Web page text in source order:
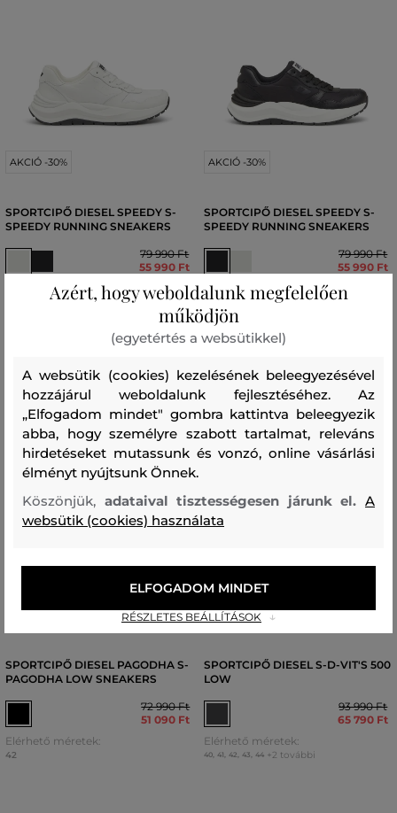
AKCIÓ -30%
SPORTCIPŐ DIESEL SPEEDY S-
SPEEDY RUNNING SNEAKERS
79 990 Ft
55 990 Ft
Elérhető méretek:
43, 44 +2 további
AKCIÓ -30%
SPORTCIPŐ DIESEL SPEEDY S-
SPEEDY RUNNING SNEAKERS
79 990 Ft
55 990 Ft
Elérhető méretek:
41, 42, 43, 44
UTOLSÓ ESÉLY
SPORTCIPŐ DIESEL PAGODHA S-
PAGODHA LOW SNEAKERS
72 990 Ft
51 090 Ft
Elérhető méretek:
42
AKCIÓ -30%
SPORTCIPŐ DIESEL S-D-VIT'S 500
LOW
93 990 Ft
65 790 Ft
Elérhető méretek:
40, 41, 42, 43, 44 +2 további
Azért, hogy weboldalunk megfelelően
működjön
(egyetértés a websütikkel)
A websütik (cookies) kezelésének beleegyezésével
hozzájárul weboldalunk fejlesztéséhez. Az
„Elfogadom mindet" gombra kattintva beleegyezik
abba, hogy személyre szabott tartalmat, releváns
hirdetéseket mutassunk és vonzó, online vásárlási
élményt nyújtsunk Önnek.
Köszönjük, adataival tisztességesen járunk el.A
websütik (cookies) használata
RÉSZLETES BEÁLLÍTÁSOK
ELFOGADOM MINDET